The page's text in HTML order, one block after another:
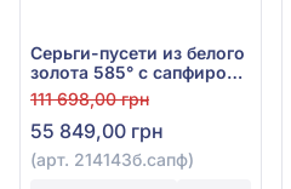
Серьги-пусети из белого
золота 585° с сапфиром
0,26ct и бриллиантом
0,4ct, арт. 214143б.сапф
111 698,00 грн
55 849,00 грн
(арт. 214143б.сапф)